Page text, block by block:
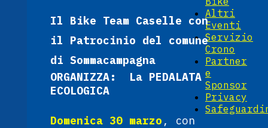
Altri
Eventi
Servizio
Crono
Partner
e
Sponsor
Privacy
Il Bike Team Caselle con
il Patrocinio del comune
di Sommacampagna
ORGANIZZA: La PEDALATA
ECOLOGICA
Domenica 30 marzo , con